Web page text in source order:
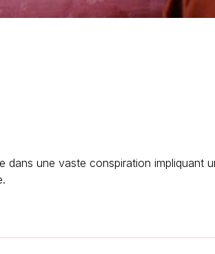
une vaste conspiration impliquant